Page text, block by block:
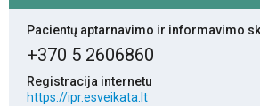
Pacientų aptarnavimo ir informavimo
+370 5 2606860
Registracija internetu
https://ipr.esveikata.lt